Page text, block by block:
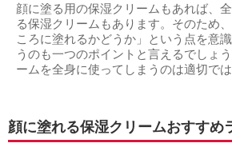
顔に塗る用の保湿クリームもあれば、
る保湿クリームもあります。そのため
ころに塗れるかどうか」という点を意
うのも一つのポイントと言えるでしょ
ームを全身に使ってしまうのは適切では
顔に塗れる保湿クリームおすすめ